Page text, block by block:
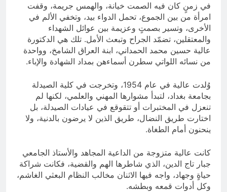
في زمنٍ كان فيه الصمت خيانة، والهمس جريمة، وقفت
امرأة من بين الجموع، تحمل الدواء بيد، وتخفي الألم في
الأخرى، وتسير بصمتٍ وعزيمة بين عوائل الشهداء
والمعتقلين، تضمّد الجراح وتبعث الأمل. تلك هي الدكتورة
عالية حسين محمد الحمداني، ابنة العراق الشامخ، وواحدة
من نسائه اللواتي سطرن أسماءهن بمداد الشهادة والإباء.
وُلدت عالية في عام 1954، وتخرجت في كلية الصيدلة
بجامعة بغداد، لتبدأ مشوارها المهني والعلمي، لكنها لم
تنعزل في المختبرات أو تتقوقع في عيادات الصيدلة، بل
اختارت طريق النضال، طريق الذين لا يرضون بالدنية، ولا
ينحنون أمام الطغاة.
كانت عالية متزوجة من الداعية المجاهد والأستاذ الجامعي
جبار تاج الدين، الذي شاطرها الهم والقضية، فكانت شراكة
حياةٍ وجهاد، واجه فيها الاثنان مخالب النظام البعثي الغاشم،
وكل أدوات قمعه وبطشه.